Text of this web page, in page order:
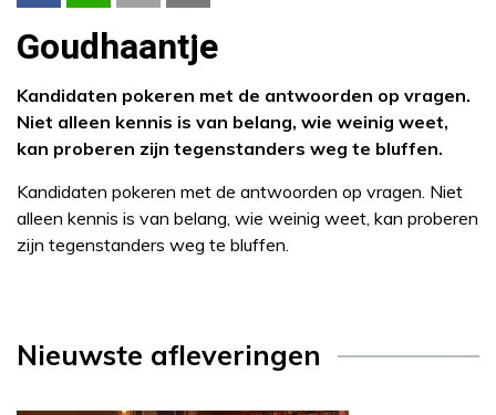
Goudhaantje
Kandidaten pokeren met de antwoorden op vragen.
Niet alleen kennis is van belang, wie weinig weet,
kan proberen zijn tegenstanders weg te bluffen.
Kandidaten pokeren met de antwoorden op vragen. Niet
alleen kennis is van belang, wie weinig weet, kan proberen
zijn tegenstanders weg te bluffen.
Nieuwste afleveringen